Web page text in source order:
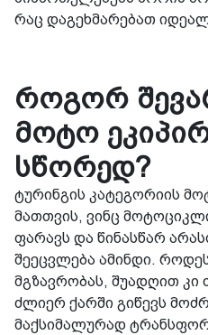
რაც დაგეხმარებათ
როგორ
მოტო
სწორედ?
ტურინგის კატეგორიის
მათთვის, ვინც
ფარავს და წინასწარ
შეეცვლება ამინდი.
მგზავრობას, შუადღით კი
ძლიერ ქარში გიწევს
მაქსიმალურად